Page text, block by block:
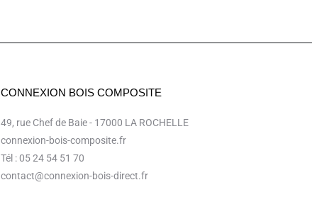
CONNEXION BOIS COMPOSITE
49, rue Chef de Baie - 17000 LA ROCHELLE
connexion-bois-composite.fr
Tél : 05 24 54 51 70
contact@connexion-bois-direct.fr